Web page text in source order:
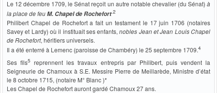
Le 12 décembre 1709, le Sénat reçoit un autre notable chevalier (du Sénat) à
la place de feuM. Chapel de Rochefort.2
Philibert Chapel de Rochefort a fait un testament le 17 juin 1706 (notaires
Savey et Lardy) où il instituait ses enfants, nobles Jean et Jean Louis Chapel
de Rochefort, héritiers universels.
Il a été enterré à Lemenc (paroisse de Chambéry) le 25 septembre 1709.4
Ses fils5 reprennent les travaux entrepris par Philibert, puis vendent la
Seigneurie de Chamoux à S.E. Messire Pierre de Meillarède, Ministre d’état
le 8 octobre 1715, (notaire M° Blanc )*
Les Chapel de Rochefort auront gardé Chamoux 27 ans.